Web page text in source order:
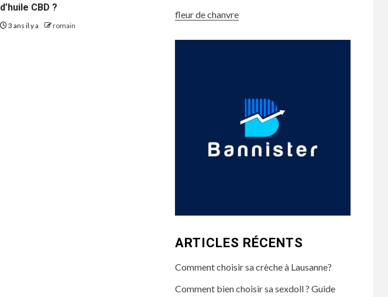
d’huile CBD ?
3 ans il y a romain
fleur de chanvre
ARTICLES RÉCENTS
Comment choisir sa crèche à Lausanne?
Comment bien choisir sa sexdoll ? Guide